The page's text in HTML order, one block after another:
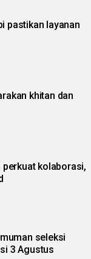
pastikan layanan
khitan dan
kolaborasi,
seleksi
3 Agustus